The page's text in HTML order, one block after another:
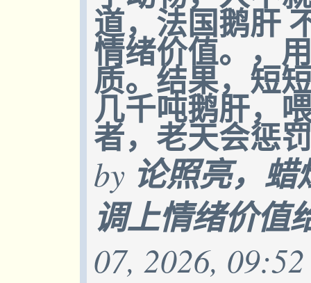
道，法国鹅肝
情绪价值。，
质。结果，短
几千吨鹅肝，
者，老天会惩
by 论照亮，
调上情绪价值
07, 2026,